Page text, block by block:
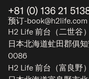
+81 (0) 136 21
预订-book@h2life.com
H2 Life 前台（二世谷）
日本北海道虻田郡俱
0086
H2 Life 前台（富良野）